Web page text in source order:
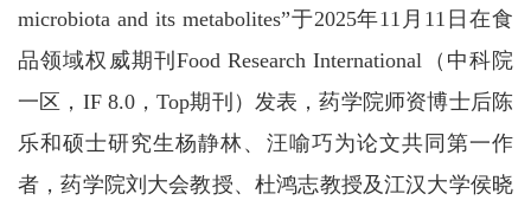
microbiota and its metabolites”于2025年11月11日在食
品领域权威期刊Food Research International（中科院
一区，IF 8.0，Top期刊）发表，药学院师资博士后陈
乐和硕士研究生杨静林、汪喻巧为论文共同第一作
者，药学院刘大会教授、杜鸿志教授及江汉大学侯晓